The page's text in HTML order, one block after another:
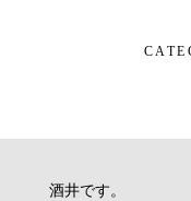
酒井です。